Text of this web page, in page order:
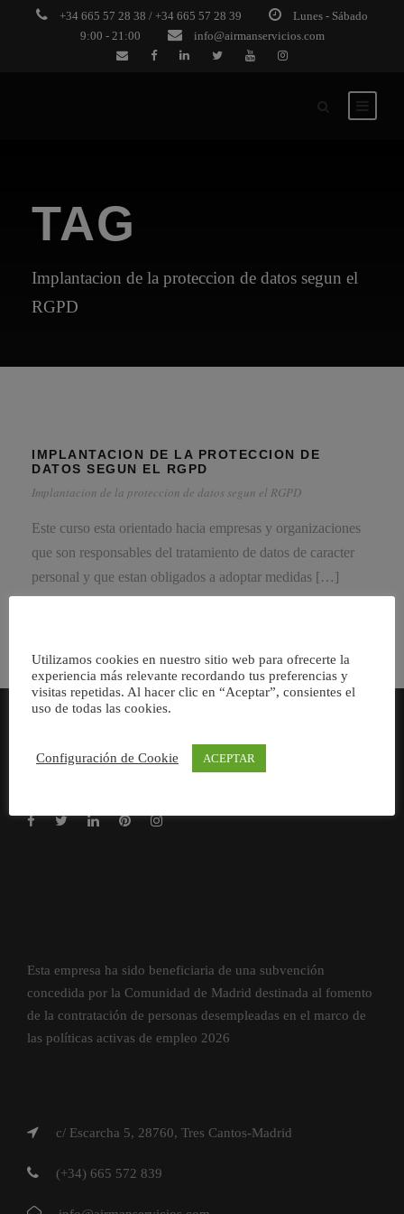
+34 665 57 28 38 / +34 665 57 28 39
Lunes - Sábado
9:00 - 21:00
info@airmanservicios.com
TAG
Implantacion de la proteccion de datos segun el
RGPD
IMPLANTACION DE LA PROTECCION DE
DATOS SEGUN EL RGPD
Implantacion de la proteccion de datos segun el RGPD
Este curso esta orientado hacia empresas y organizaciones
que son responsables del tratamiento de datos de caracter
personal y que estan obligados a adoptar medidas […]
Consultores especializados en Servicios para Pymes y
Esta empresa ha sido beneficiaria de una subvención
concedida por la Comunidad de Madrid destinada al fomento
de la contratación de personas desempleadas en el marco de
las políticas activas de empleo 2026
c/ Escarcha 5, 28760, Tres Cantos-Madrid
(+34) 665 572 839
Utilizamos cookies en nuestro sitio web para ofrecerte la
experiencia más relevante recordando tus preferencias y
visitas repetidas. Al hacer clic en “Aceptar”, consientes el
uso de todas las cookies.
Configuración de Cookie ACEPTAR